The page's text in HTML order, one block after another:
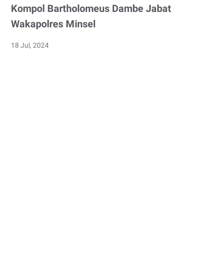
Kompol Bartholomeus Dambe Jabat
Wakapolres Minsel
18 Jul, 2024